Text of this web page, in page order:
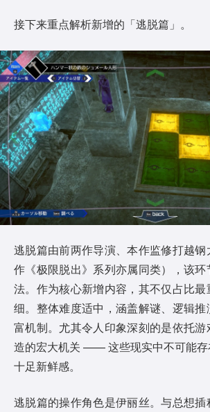
接下来重点解析新增的「逃脱篇」。
逃脱篇由前两作导演、本作监修打越
作《极限脱出》系列亦属同类），该
法。作为核心新增内容，其不仅占比
细。整体难度适中，涵盖解谜、逻辑
富机制。尤其令人印象深刻的是依托
造的宏大机关 —— 这些现实中不可能存
十足新鲜感。
逃脱篇的操作角色是伊丽丝。与总想